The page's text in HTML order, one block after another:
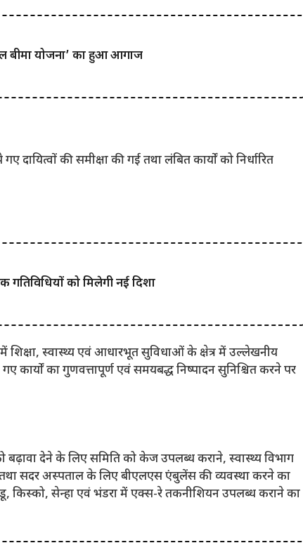
बीमा योजना’ का हुआ आगाज
दायित्वों की समीक्षा की गई तथा लंबित कार्यों को निर्धारित
गतिविधियों को मिलेगी नई दिशा
स्वास्थ्य एवं आधारभूत सुविधाओं के क्षेत्र में उल्लेखनीय
का गुणवत्तापूर्ण एवं समयबद्ध निष्पादन सुनिश्चित करने पर
बढ़ावा देने के लिए समिति को केज उपलब्ध कराने, स्वास्थ्य विभाग
तथा सदर अस्पताल के लिए बीएलएस एंबुलेंस की व्यवस्था करने का
किस्को, सेन्हा एवं भंडरा में एक्स-रे तकनीशियन उपलब्ध कराने का